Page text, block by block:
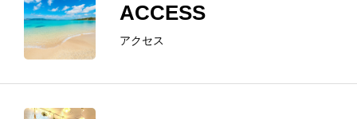
ACCESS
アクセス